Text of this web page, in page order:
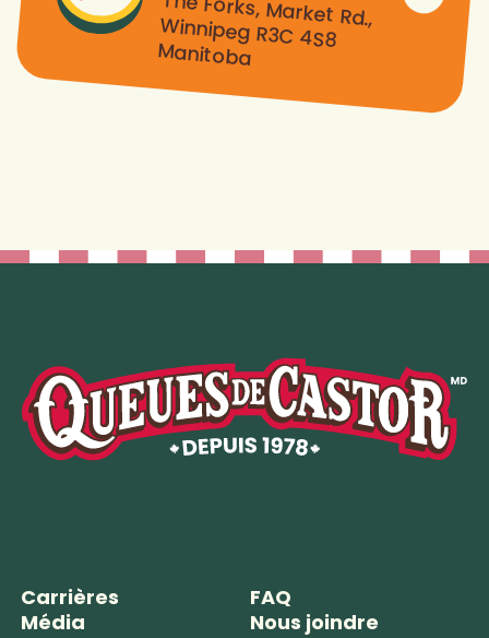
The Forks, Market Rd.,
Winnipeg R3C 4S8
Manitoba
Carrières
Média
FAQ
Nous joindre